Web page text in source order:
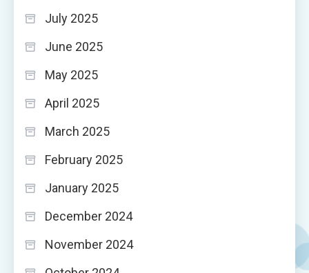
July 2025
June 2025
May 2025
April 2025
March 2025
February 2025
January 2025
December 2024
November 2024